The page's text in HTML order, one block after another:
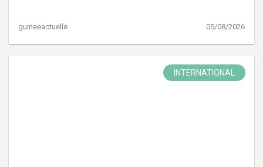
guineeactuelle 05/08/2026
INTERNATIONAL